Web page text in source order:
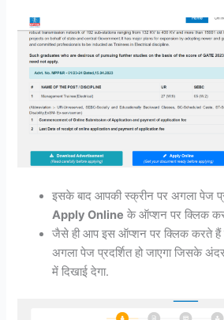
इसके बाद आपकी स्क्रीन पर अगला पेज
Apply Online के ऑप्शन पर क्लिक
जैसे ही आप इस ऑप्शन पर क्लिक करते हैं
अगला पेज प्रदर्शित हो जाएगा जिसके
में दिखाई देगा.